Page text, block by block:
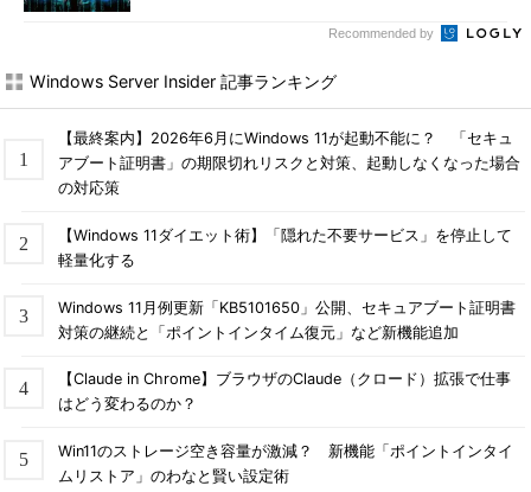
Recommended by
Windows Server Insider 記事ランキング
【最終案内】2026年6月にWindows 11が起動不能に？ 「セキュ
アブート証明書」の期限切れリスクと対策、起動しなくなった場合
の対応策
【Windows 11ダイエット術】「隠れた不要サービス」を停止して
軽量化する
Windows 11月例更新「KB5101650」公開、セキュアブート証明書
対策の継続と「ポイントインタイム復元」など新機能追加
【Claude in Chrome】ブラウザのClaude（クロード）拡張で仕事
はどう変わるのか？
Win11のストレージ空き容量が激減？ 新機能「ポイントインタイ
ムリストア」のわなと賢い設定術